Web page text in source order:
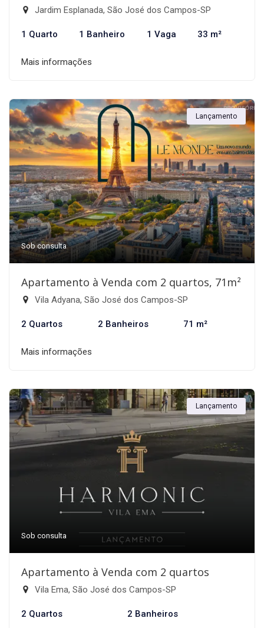
Jardim Esplanada, São José dos Campos-SP
1 Quarto 1 Banheiro 1 Vaga 33 m²
Mais informações
Lançamento
Sob consulta
Apartamento à Venda com 2 quartos, 71m²
Vila Adyana, São José dos Campos-SP
2 Quartos 2 Banheiros 71 m²
Mais informações
Lançamento
Sob consulta
Apartamento à Venda com 2 quartos
Vila Ema, São José dos Campos-SP
2 Quartos 2 Banheiros